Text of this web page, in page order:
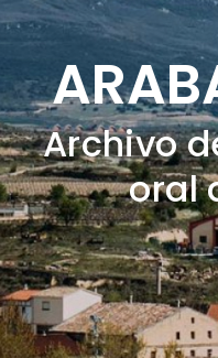
Archivo
oral